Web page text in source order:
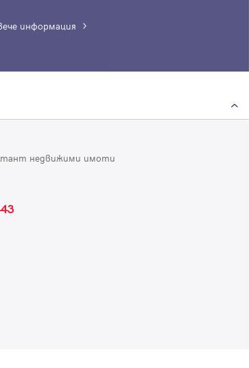
информация
недвижими имоти
ви! Проверете имейл адрес си, за да активирате
ви! Очаквайте скоро да се свържем с вас!